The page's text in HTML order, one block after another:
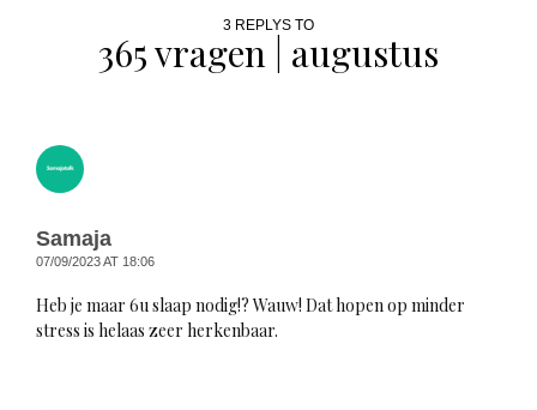
3 REPLYS TO
365 vragen | augustus
Samaja
07/09/2023 AT 18:06
Heb je maar 6u slaap nodig!? Wauw! Dat hopen op minder
stress is helaas zeer herkenbaar.